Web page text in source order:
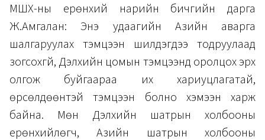
МШХ-ны ерөнхий нарийн бичгийн дарга
Ж.Амгалан: Энэ удаагийн Азийн аварга
шалгаруулах тэмцээн шилдэгүүдээ тодруулаад
зогсохгүй, Дэлхийн цомын тэмцээнд оролцох эрх
олгож буйгаараа их хариуцлагатай,
өрсөлдөөнтэй тэмцээн болно хэмээн харж
байна. Мөн Дэлхийн шатрын холбооны
ерөнхийлөгч, Азийн шатрын холбооны